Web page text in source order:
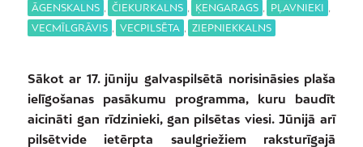
ĀGENSKALNS , ČIEKURKALNS , ĶENGARAGS , PĻAVNIEKI ,
VECMĪLGRĀVIS , VECPILSĒTA , ZIEPNIEKKALNS
Sākot ar 17. jūniju galvaspilsētā norisināsies plaša
ielīgošanas pasākumu programma, kuru baudīt
aicināti gan rīdzinieki, gan pilsētas viesi. Jūnijā arī
pilsētvide ietērpta saulgriežiem raksturīgajā